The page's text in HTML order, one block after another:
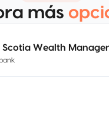
más
Scotia Wealth